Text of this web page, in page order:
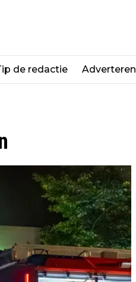
de redactie Adverteren